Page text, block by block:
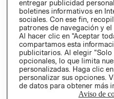
Chile ($)
entregar publicidad
boletines informativos en
sociales. Con ese fin,
patrones de navegación y
Al hacer clic en “Aceptar
compartamos esta
publicitarios. Al elegir “Solo
opcionales, lo que limita
personalizadas. Haga clic
personalizar sus opciones.
de datos para obtener más
Aviso de